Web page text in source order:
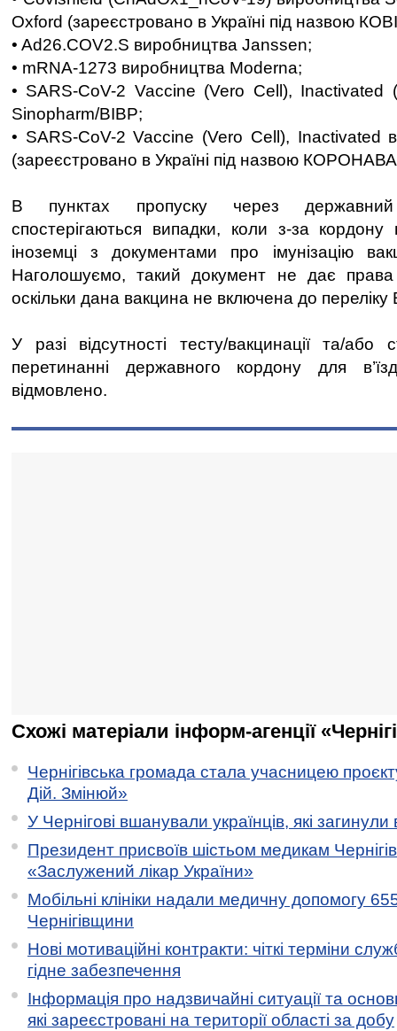
Oxford (зареєстровано в Україні під назвою
• Ad26.COV2.S виробництва Janssen;
• mRNA-1273 виробництва Moderna;
• SARS-CoV-2 Vaccine (Vero Cell), Inactivated
Sinopharm/BIBP;
• SARS-CoV-2 Vaccine (Vero Cell), Inactivated
(зареєстровано в Україні під назвою
В пунктах пропуску через
спостерігаються випадки, коли з-за кордону
іноземці з документами про імунізацію
Наголошуємо, такий документ не дає права
оскільки дана вакцина не включена до
У разі відсутності тесту/вакцинації та/або
перетинанні державного кордону для
відмовлено.
Схожі матеріали інформ-агенції
Чернігівська громада стала учасницею
Дій. Змінюй»
У Чернігові вшанували українців, які загинули
Президент присвоїв шістьом медикам
«Заслужений лікар України»
Мобільні клініки надали медичну допомогу
Чернігівщини
Нові мотиваційні контракти: чіткі терміни
гідне забезпечення
Інформація про надзвичайні ситуації та
які зареєстровані на території області за добу